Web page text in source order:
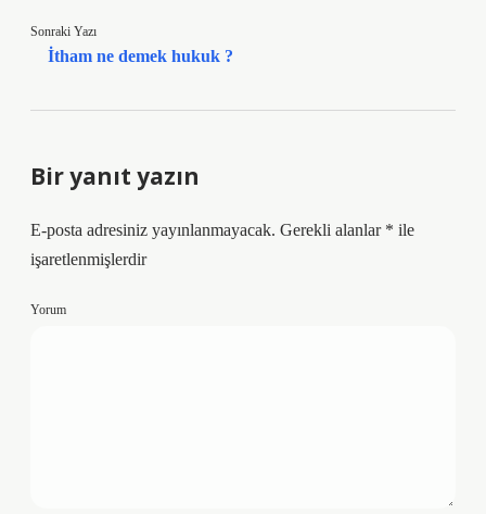
Sonraki Yazı
İtham ne demek hukuk ?
Bir yanıt yazın
E-posta adresiniz yayınlanmayacak. Gerekli alanlar * ile
işaretlenmişlerdir
Yorum